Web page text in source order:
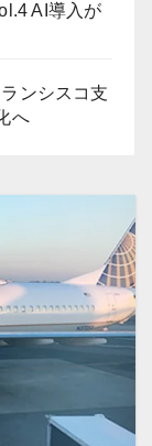
AI導入が
ンシスコ支
へ